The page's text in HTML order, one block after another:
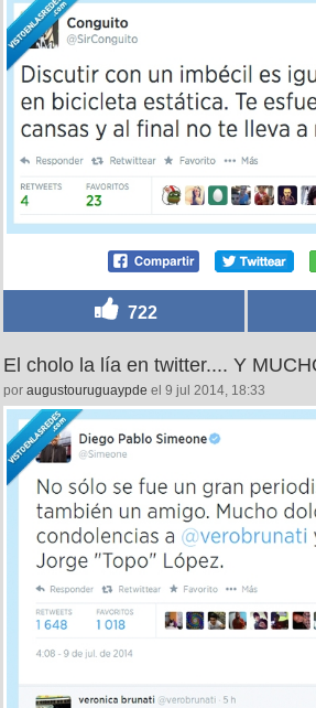
722
El cholo la lía en twitter.... Y
por augustouruguaypde el 9 jul 2014, 18:33